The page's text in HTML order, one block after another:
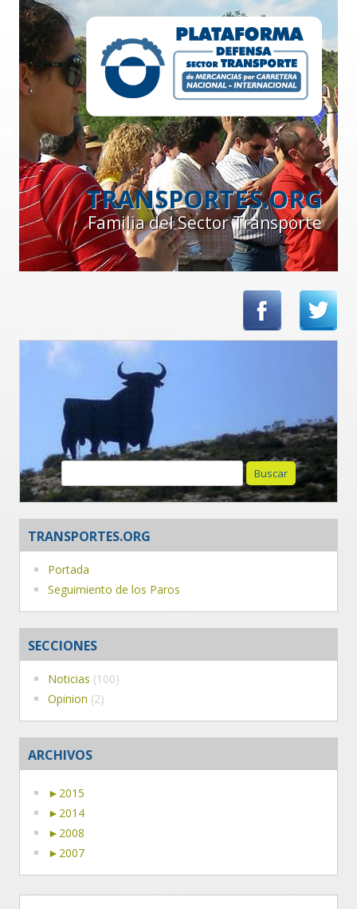
TRANSPORTES.ORG
Familia del Sector Transporte
Buscar:
TRANSPORTES.ORG
Portada
Seguimiento de los Paros
SECCIONES
Noticias (100)
Opinion (2)
ARCHIVOS
► 2015
► 2014
► 2008
► 2007